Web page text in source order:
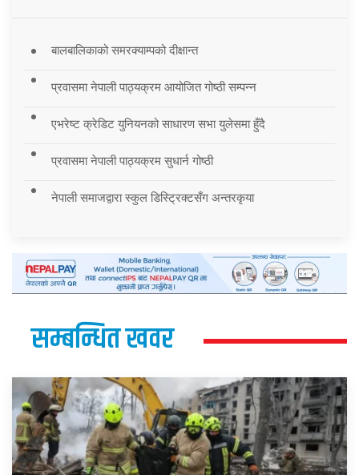
बालबालिकाको समरक्याम्पको दीक्षान्त
प्रवासमा नेपाली पाठ्यक्रम आयोजित गोष्ठी सम्पन्न
एभरेष्ट क्रेडिट युनियनको साधारण सभा युलेसमा हुँदै
प्रवासमा नेपाली पाठ्यक्रम सुधार्न गोष्ठी
नेपाली समाजद्वारा स्कुल डिस्ट्रिक्टसँग अन्तरकृया
सम्बन्धित खवर